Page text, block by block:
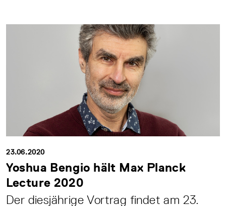
23.06.2020
Yoshua Bengio hält Max Planck
Lecture 2020
Der diesjährige Vortrag findet am 23.